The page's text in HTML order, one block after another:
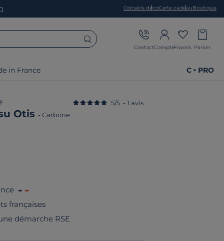
Conseils décoCarte cadeauBoutique
ContactCompteFavoris Panier
in France C • PRO
Otis - Carbone
5/5 - 1 avis
françaises
démarche RSE